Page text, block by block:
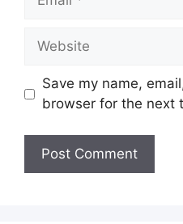
Website
Save my name,
browser for the next